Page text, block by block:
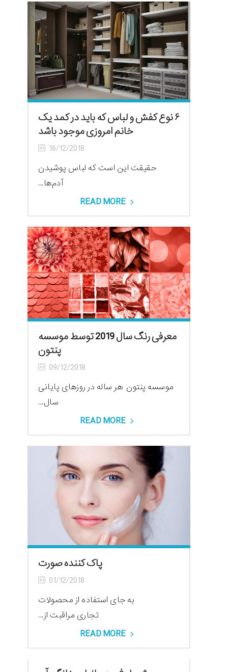
۶ نوع کفش و لباس که باید در کمد یک
خانم امروزی موجود باشد
16/12/2018
حقیقت این است که لباس پوشیدن
آدم‌ها...
READ MORE
معرفی رنگ سال 2019 توسط موسسه
پنتون
09/12/2018
موسسه پنتون هر ساله در روزهای پایانی
سال...
READ MORE
پاک کننده صورت
01/12/2018
به جای استفاده از محصولات
تجاری مراقبت از...
READ MORE